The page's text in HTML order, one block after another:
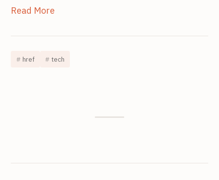
Read More
href tech